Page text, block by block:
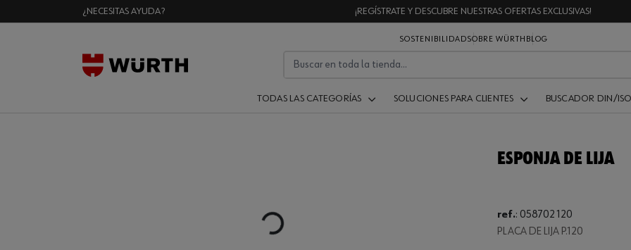
¿NECESITAS AYUDA? ¡REGÍSTRATE Y DESCUBRE NUESTRAS OFERTAS EXCLUSIVAS!
SOSTENIBILIDADSOBRE WÜRTH BLOG
TODAS LAS CATEGORÍAS SOLUCIONES PARA CLIENTES BUSCADOR DIN/ISO
Loading...
ESPONJA DE LIJA
ref.: 058702 120
PLACA DE LIJA P.120